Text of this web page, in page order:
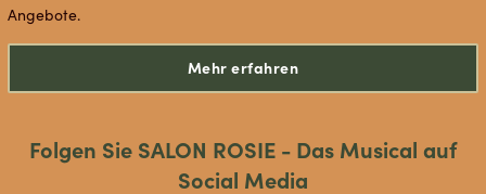
Angebote.
Mehr erfahren
Folgen Sie SALON ROSIE - Das Musical auf
Social Media